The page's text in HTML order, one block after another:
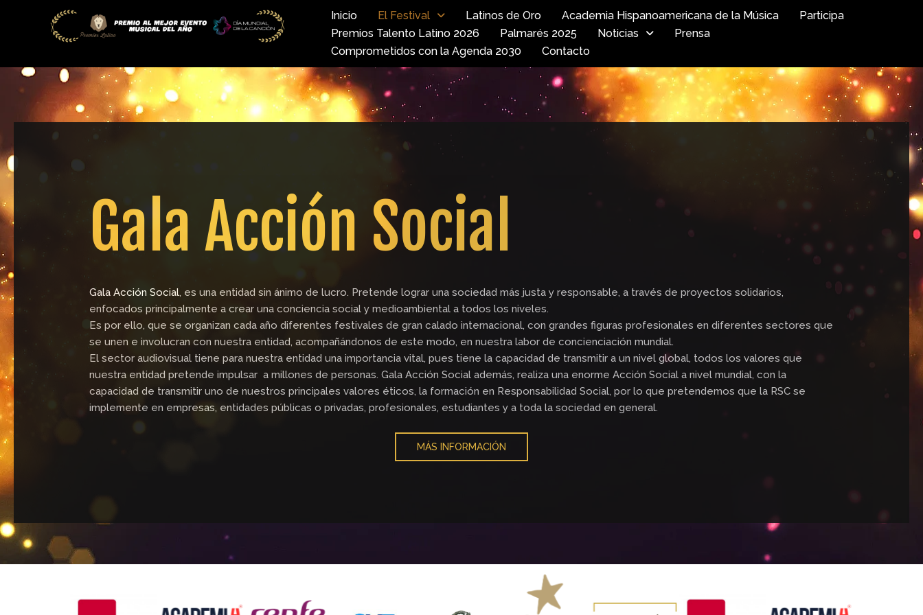
Inicio El Festival Latinos de Oro Academia Hispanoamericana de la Música
Participa
Premios Talento Latino 2026
Palmarés 2025 Noticias
Prensa
Comprometidos con la Agenda 2030
Contacto
Gala Acción Social
Gala Acción Social, es una entidad sin ánimo de lucro. Pretende lograr una sociedad más justa y responsable, a través de proyectos solidarios,
enfocados principalmente a crear una conciencia social y medioambiental a todos los niveles.
Es por ello, que se organizan cada año diferentes festivales de gran calado internacional, con grandes figuras profesionales en diferentes sectores que
se unen e involucran con nuestra entidad, acompañándonos de este modo, en nuestra labor de concienciación mundial.
El sector audiovisual tiene para nuestra entidad una importancia vital, pues tiene la capacidad de transmitir a un nivel global, todos los valores que
nuestra entidad pretende impulsar a millones de personas. Gala Acción Social además, realiza una enorme Acción Social a nivel mundial, con la
capacidad de transmitir uno de nuestros principales valores éticos, la formación en Responsabilidad Social, por lo que pretendemos que la RSC se
implemente en empresas, entidades públicas o privadas, profesionales, estudiantes y a toda la sociedad en general.
MÁS INFORMACIÓN